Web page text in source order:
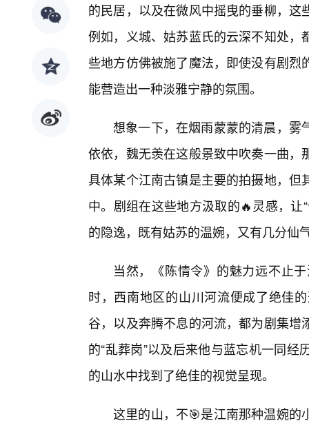
的民居，以及在微风中摇曳的垂柳，
例如，义城、姑苏蓝氏的云深不知处
些地方仿佛被施了魔法，即使没有剧
能营造出一种淡雅宁静的氛围。
想象一下，在烟雨蒙蒙的清晨，雾
依依，魏无羡在这般景致中吹奏一曲
具体某个江南古镇是主要的拍摄地，
中。剧组在这些地方汲取的🔥灵感，
的隐逸，既有姑苏的温婉，又有几分仙
当然，《陈情令》的魅力远不止
时，西南地区的山川河流便成了绝佳
谷，以及奔腾不息的河流，都为剧集
的“乱葬岗”以及后来他与蓝忘机一同
的山水中找到了绝佳的视觉呈现。
这里的山，不🎯是江南那种温婉的